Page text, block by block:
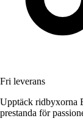
Fri leverans
Upptäck ridbyxorna
prestanda för